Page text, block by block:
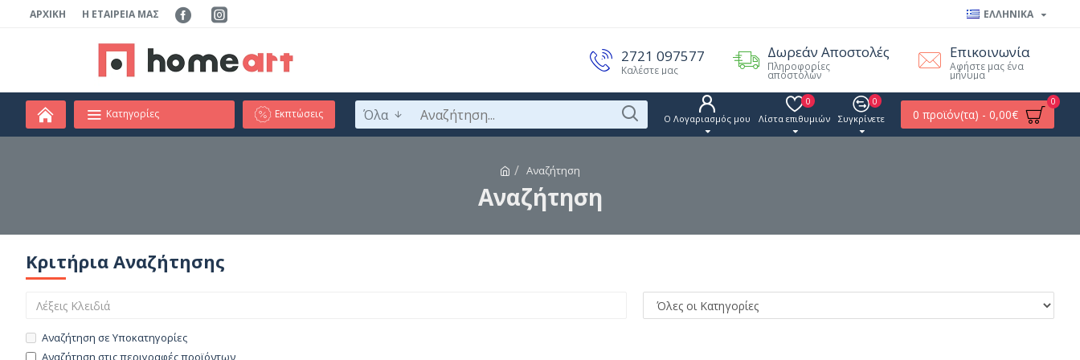
ΑΡΧΙΚΉ Η ΕΤΑΙΡΕΊΑ ΜΑΣ ΕΛΛΗΝΙΚΑ
2721 097577
Καλέστε μας
Δωρεάν Αποστολές
Πληροφορίες
αποστολών
Επικοινωνία
Αφήστε μας ένα
μήνυμα
Κατηγορίες Εκπτώσεις Όλα Ο Λογαριασμός μου Λίστα επιθυμιών
0
Συγκρίνετε
0
0 προϊόν(τα) - 0,00€
0
Αναζήτηση
Αναζήτηση
Κριτήρια Αναζήτησης
Αναζήτηση σε Υποκατηγορίες
Αναζήτηση στις περιγραφές προϊόντων